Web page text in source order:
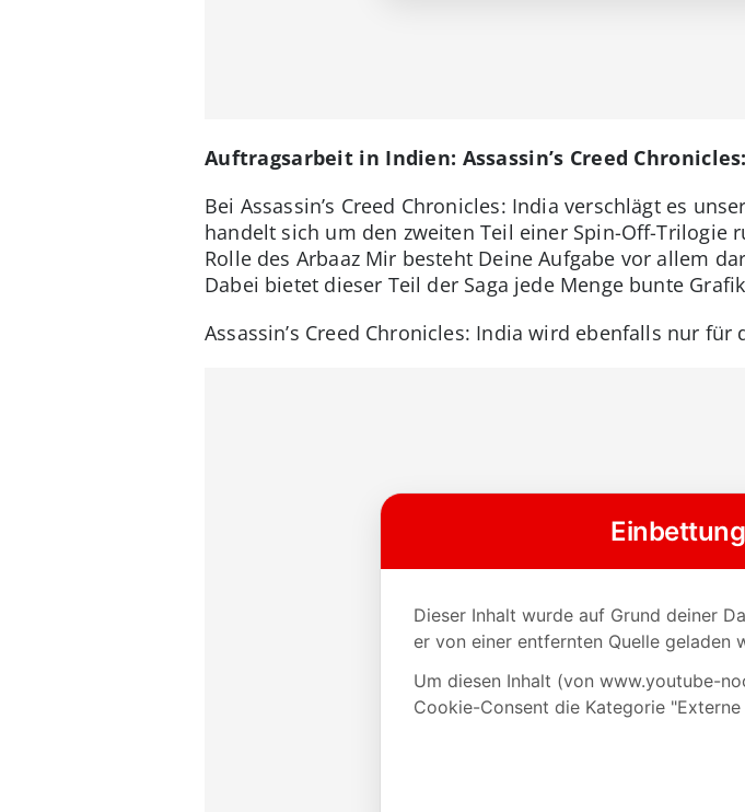
Auftragsarbeit in Indien: Assassin’s Creed
Bei Assassin’s Creed Chronicles: India verschlägt es
handelt sich um den zweiten Teil einer Spin-Off-
Rolle des Arbaaz Mir besteht Deine Aufgabe vor allem
Dabei bietet dieser Teil der Saga jede Menge bunte
Assassin’s Creed Chronicles: India wird ebenfalls nur für